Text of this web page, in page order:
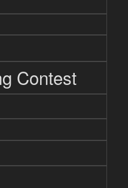
Contest